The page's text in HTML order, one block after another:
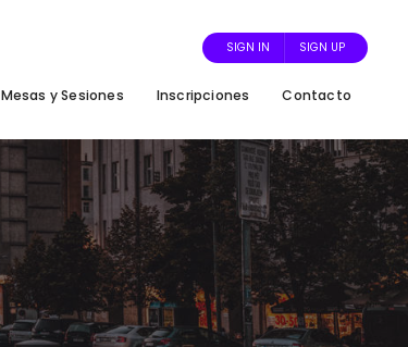
SIGN IN SIGN UP
Mesas y Sesiones Inscripciones Contacto